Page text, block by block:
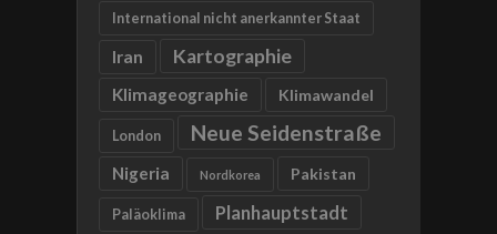
International nicht anerkannter Staat
Iran Kartographie
Klimageographie Klimawandel
London Neue Seidenstraße
Nigeria Nordkorea Pakistan
Paläoklima Planhauptstadt